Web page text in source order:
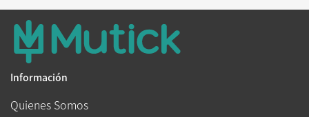
Información
Quienes Somos